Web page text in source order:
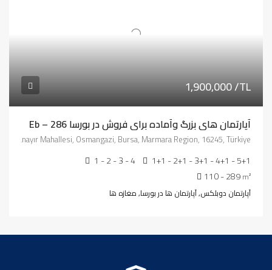
1,900,000 /TL
آپارتمان هاي بزرگ وآماده برای فروش در بورسا Eb – 286
Panayır Mahallesi, Osmangazi, Bursa, Marmara Region, 16245, Türkiye
1+1 - 2+1 - 3+1 - 4+1 - 5+1
1 - 2 - 3 - 4
110 - 289m²
آپارتمان دوبلکس, آپارتمان ها در بورسا, مغازه ها